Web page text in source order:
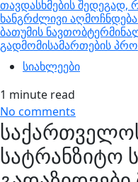
თავდასხმების
ხანგრძლივი
ბათუმის
გადმომისამართების
სიახლეები
1 minute read
No comments
სატრანზიტო